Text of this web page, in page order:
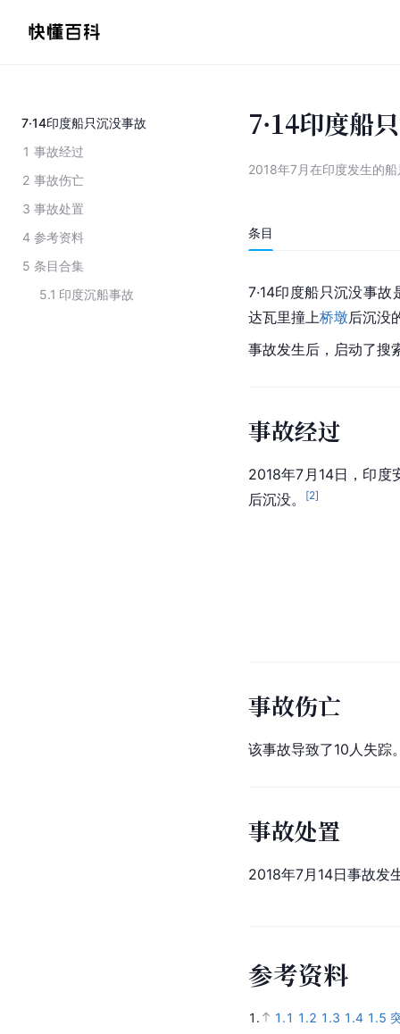
7·14印度船只沉没事故
1 事故经过
2 事故伤亡
3 事故处置
4 参考资料
5 条目合集
5.1 印度沉船事故
7·14印度船
2018年7月在印度发生的
条目
7·14印度船只沉没事
达瓦里撞上桥墩后沉没
事故发生后，启动了搜
事故经过
2018年7月14日，印度
后沉没。
[2]
事故伤亡
该事故导致了10人失踪
事故处置
2018年7月14日事故发
参考资料
1. 1.1 1.2 1.3 1.4 1.5